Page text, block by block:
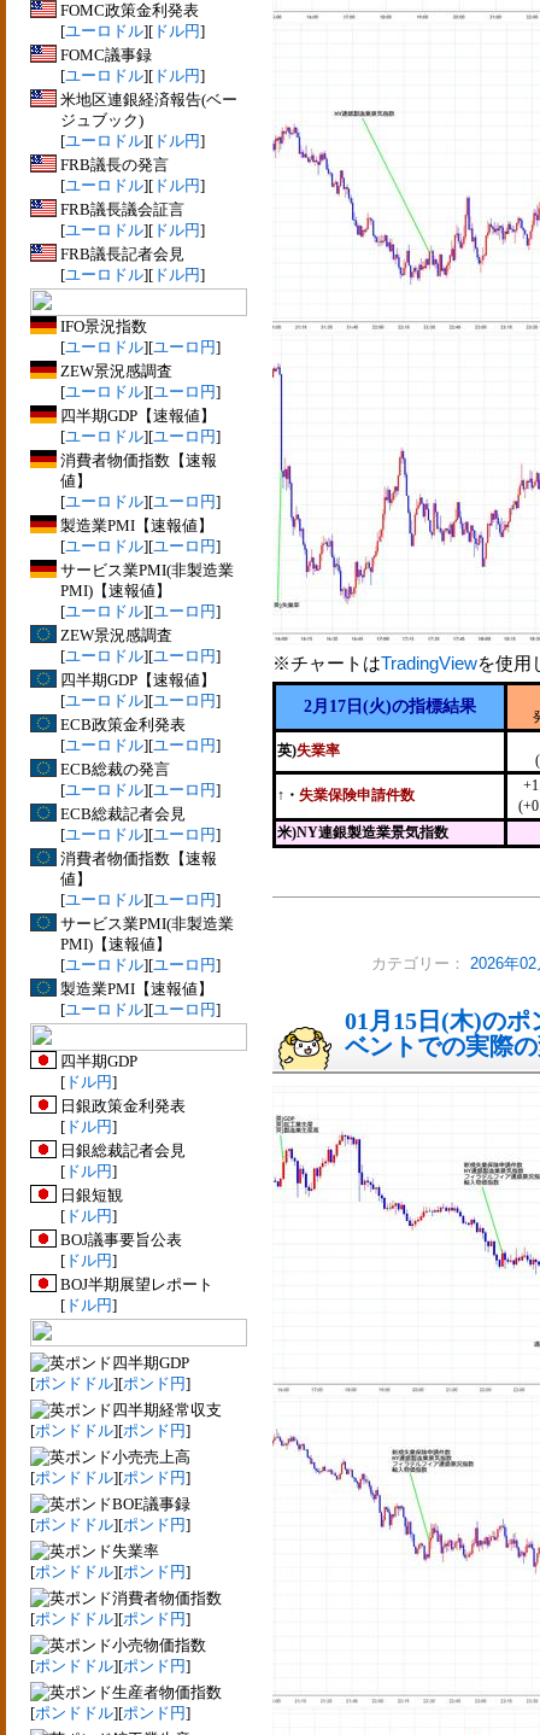
FOMC政策金利発表
[ユーロドル][ ドル円]
FOMC議事録
[ユーロドル][ ドル円]
米地区連銀経済報告(ベー
ジュブック)
[ユーロドル][ ドル円]
FRB議長の発言
[ユーロドル][ ドル円]
FRB議長議会証言
[ユーロドル][ ドル円]
FRB議長記者会見
[ユーロドル][ ドル円]
IFO景況指数
[ユーロドル][ユーロ円]
ZEW景況感調査
[ユーロドル][ユーロ円]
四半期GDP【速報値】
[ユーロドル][ユーロ円]
消費者物価指数【速報
値】
[ユーロドル][ユーロ円]
製造業PMI【速報値】
[ユーロドル][ユーロ円]
サービス業PMI(非製造業
PMI)【速報値】
[ユーロドル][ユーロ円]
ZEW景況感調査
[ユーロドル][ユーロ円]
四半期GDP【速報値】
[ユーロドル][ユーロ円]
ECB政策金利発表
[ユーロドル][ユーロ円]
ECB総裁の発言
[ユーロドル][ユーロ円]
ECB総裁記者会見
[ユーロドル][ユーロ円]
消費者物価指数【速報
値】
[ユーロドル][ユーロ円]
サービス業PMI(非製造業
PMI)【速報値】
[ユーロドル][ユーロ円]
製造業PMI【速報値】
[ユーロドル][ユーロ円]
四半期GDP
[ ドル円]
日銀政策金利発表
[ ドル円]
日銀総裁記者会見
[ ドル円]
日銀短観
[ ドル円]
BOJ議事要旨公表
[ ドル円]
BOJ半期展望レポート
[ ドル円]
四半期GDP
[ポンドドル][ポンド円]
四半期経常収支
[ポンドドル][ポンド円]
小売売上高
[ポンドドル][ポンド円]
BOE議事録
[ポンドドル][ポンド円]
失業率
[ポンドドル][ポンド円]
消費者物価指数
[ポンドドル][ポンド円]
小売物価指数
[ポンドドル][ポンド円]
生産者物価指数
[ポンドドル][ポンド円]
※チャートはTradingViewを使用
2月17日(火)の指標結果
英)失業率
↑・ 失業保険申請件数
米)NY連銀製造業景気指数
カテゴリー： 2026年
01月15日(木)の
ベントでの実際